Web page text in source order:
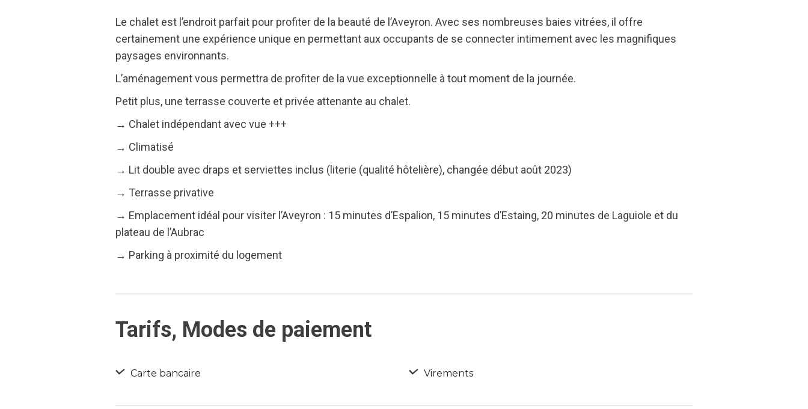
Le chalet est l’endroit parfait pour profiter de la beauté de l’Aveyron. Avec ses nombreuses baies vitrées, il offre
certainement une expérience unique en permettant aux occupants de se connecter intimement avec les magnifiques
paysages environnants.
L’aménagement vous permettra de profiter de la vue exceptionnelle à tout moment de la journée.
Petit plus, une terrasse couverte et privée attenante au chalet.
→ Chalet indépendant avec vue +++
→ Climatisé
→ Lit double avec draps et serviettes inclus (literie (qualité hôtelière), changée début août 2023)
→ Terrasse privative
→ Emplacement idéal pour visiter l’Aveyron : 15 minutes d’Espalion, 15 minutes d’Estaing, 20 minutes de Laguiole et du
plateau de l’Aubrac
→ Parking à proximité du logement
Tarifs, Modes de paiement
Carte bancaire Virements